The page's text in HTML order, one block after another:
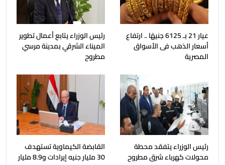
عيار 21 بـ 6125 جنيهًا .. ارتفاع
أسعار الذهب فى الأسواق
المصرية
رئيس الوزراء يتابع أعمال تطوير
الميناء الشرقي بمدينة مرسي
مطروح
رئيس الوزراء يتفقد محطة
محولات كهرباء شرق مطروح
القابضة الكيماوية تستهدف
30 مليار جنيه إيرادات و8.9 مليار